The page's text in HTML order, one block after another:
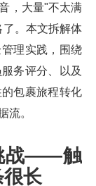
，大量"不太满
。本文拆解体
理实践，围绕
务评分、以及
包裹旅程转化
流。
战——触
长